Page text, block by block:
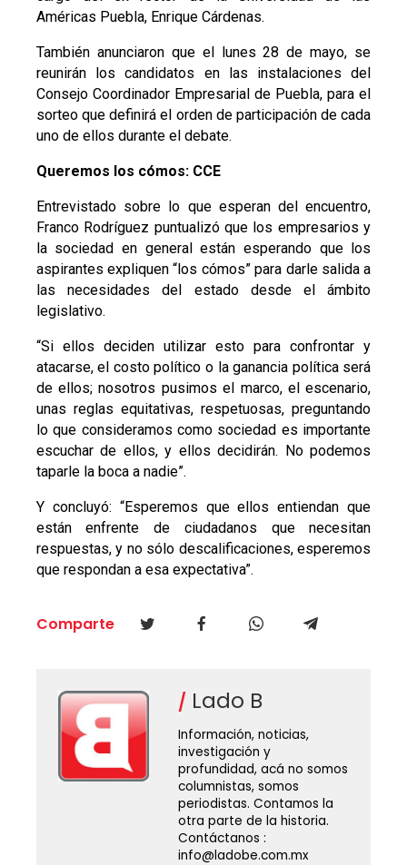
Américas Puebla, Enrique Cárdenas.
También anunciaron que el lunes 28 de mayo, se
reunirán los candidatos en las instalaciones del
Consejo Coordinador Empresarial de Puebla, para el
sorteo que definirá el orden de participación de cada
uno de ellos durante el debate.
Queremos los cómos: CCE
Entrevistado sobre lo que esperan del encuentro,
Franco Rodríguez puntualizó que los empresarios y
la sociedad en general están esperando que los
aspirantes expliquen “los cómos” para darle salida a
las necesidades del estado desde el ámbito
legislativo.
“Si ellos deciden utilizar esto para confrontar y
atacarse, el costo político o la ganancia política será
de ellos; nosotros pusimos el marco, el escenario,
unas reglas equitativas, respetuosas, preguntando
lo que consideramos como sociedad es importante
escuchar de ellos, y ellos decidirán. No podemos
taparle la boca a nadie”.
Y concluyó: “Esperemos que ellos entiendan que
están enfrente de ciudadanos que necesitan
respuestas, y no sólo descalificaciones, esperemos
que respondan a esa expectativa”.
Comparte
Lado B
Información, noticias,
investigación y
profundidad, acá no somos
columnistas, somos
periodistas. Contamos la
otra parte de la historia.
Contáctanos :
info@ladobe.com.mx